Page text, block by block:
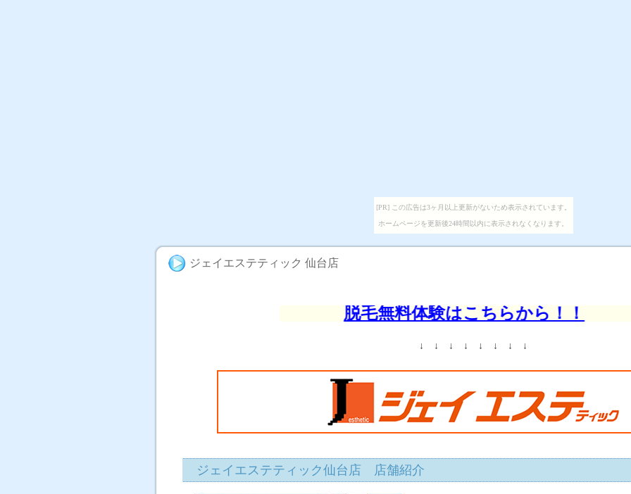
[PR] この広告は3ヶ月以上更新がないため表示されています。
ホームページを更新後24時間以内に表示されなくなります。
ジェイエステティック 仙台店
ジェイエステティック※仙台店
≪WEB予約・口コミはこちらか
ら≫
ジェイエステティック仙台店の口コミや評判を掲載しています。
脱毛無料体験はこちらから！！
↓ ↓ ↓ ↓ ↓ ↓ ↓ ↓
ジェイエステティック仙台店 店舗紹介